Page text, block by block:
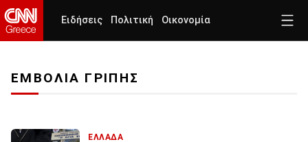
Ειδήσεις Πολιτική Οικονομία
ΕΜΒΟΛΙΑ ΓΡΙΠΗΣ
ΕΛΛΑΔΑ